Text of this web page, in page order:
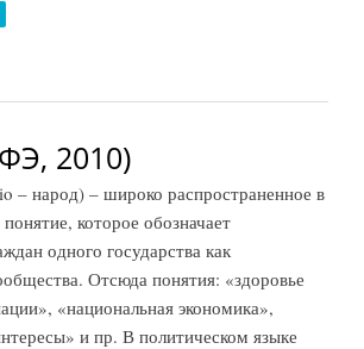
2010)
народ) – широко распространенное в
которое обозначает
одного государства как
Отсюда понятия: «здоровье
«национальная экономика»,
и пр. В политическом языке